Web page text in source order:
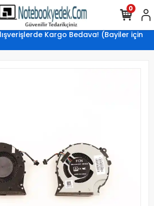
Kargo Bedava! (Bayiler için
0